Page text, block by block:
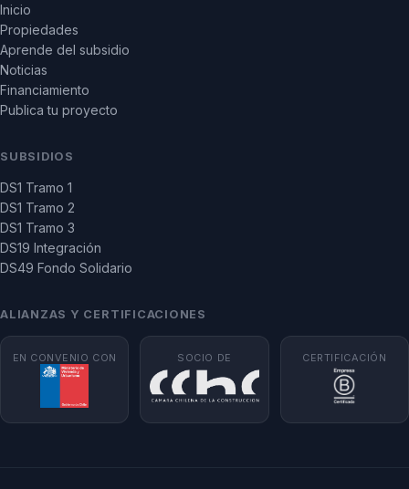
Inicio
Propiedades
Aprende del subsidio
Noticias
Financiamiento
Publica tu proyecto
SUBSIDIOS
DS1 Tramo 1
DS1 Tramo 2
DS1 Tramo 3
DS19 Integración
DS49 Fondo Solidario
ALIANZAS Y CERTIFICACIONES
EN CONVENIO CON SOCIO DE CERTIFICACIÓN